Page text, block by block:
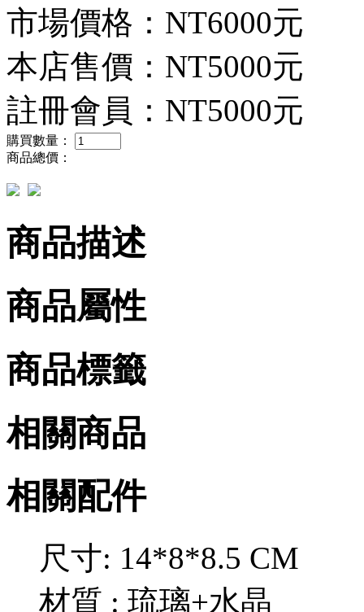
市場價格： NT6000元
本店售價： NT5000元
註冊會員： NT5000元
購買數量：
商品總價：
商品描述
商品屬性
商品標籤
相關商品
相關配件
尺寸: 14*8*8.5 CM
材質 : 琉璃+水晶